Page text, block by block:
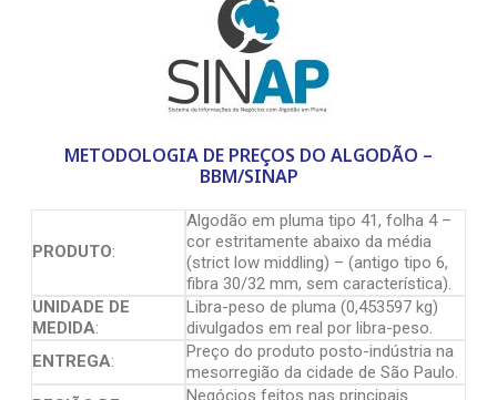
METODOLOGIA DE PREÇOS DO ALGODÃO –
BBM/SINAP
PRODUTO:
Algodão em pluma tipo 41, folha 4 –
cor estritamente abaixo da média
(strict low middling) – (antigo tipo 6,
fibra 30/32 mm, sem característica).
UNIDADE DE
MEDIDA:
Libra-peso de pluma (0,453597 kg)
divulgados em real por libra-peso.
ENTREGA:
Preço do produto posto-indústria na
mesorregião da cidade de São Paulo.
Negócios feitos nas principais